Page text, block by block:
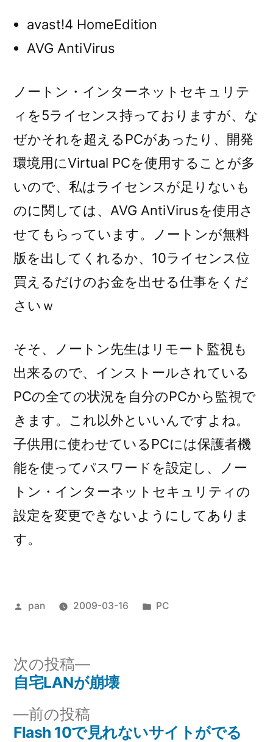
avast!4 HomeEdition
AVG AntiVirus
ノートン・インターネットセキュリテ
ィを5ライセンス持っておりますが、な
ぜかそれを超えるPCがあったり、開発
環境用にVirtual PCを使用することが多
いので、私はライセンスが足りないも
のに関しては、AVG AntiVirusを使用さ
せてもらっています。ノートンが無料
版を出してくれるか、10ライセンス位
買えるだけのお金を出せる仕事をくだ
さいｗ
そそ、ノートン先生はリモート監視も
出来るので、インストールされている
PCの全ての状況を自分のPCから監視で
きます。これ以外といいんですよね。
子供用に使わせているPCには保護者機
能を使ってパスワードを設定し、ノー
トン・インターネットセキュリティの
設定を変更できないようにしてありま
す。
投
pan 2009-03-16
カ
PC
投
稿 前の投稿
の
Flash 10で見れないサイトがでる
次の投稿
次
の
自宅LANが崩壊